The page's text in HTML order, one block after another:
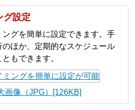
グ設定
グを簡単に設定できます。手
ほか、定期的なスケジュール
もできます。
画像（JPG）[126KB]